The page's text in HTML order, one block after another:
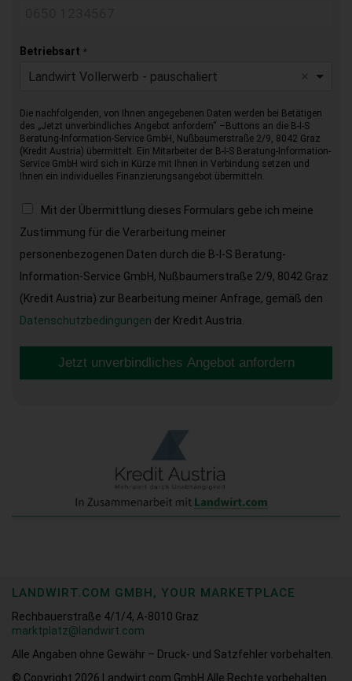
Betriebsart *
Landwirt Vollerwerb - pauschaliert
Die nachfolgenden, von Ihnen angegebenen Daten werden bei Betätigen
des „Jetzt unverbindliches Angebot anfordern“ –Buttons an die B-I-S
Beratung-Information-Service GmbH, Nußbaumerstraße 2/9, 8042 Graz
(Kredit Austria) übermittelt. Ein Mitarbeiter der B-I-S Beratung-Information-
Service GmbH wird sich in Kürze mit Ihnen in Verbindung setzen und
Ihnen ein individuelles Finanzierungsangebot übermitteln.
Mit der Übermittlung dieses Formulars gebe ich meine
Zustimmung für die Verarbeitung meiner
personenbezogenen Daten durch die B-I-S Beratung-
Information-Service GmbH, Nußbaumerstraße 2/9, 8042 Graz
(Kredit Austria) zur Bearbeitung meiner Anfrage, gemäß den
Datenschutzbedingungen der Kredit Austria.
Jetzt unverbindliches Angebot anfordern
LANDWIRT.COM GMBH, YOUR MARKETPLACE
Rechbauerstraße 4/1/4, A-8010 Graz
marktplatz@landwirt.com
Alle Angaben ohne Gewähr – Druck- und Satzfehler vorbehalten.
© Copyright 2026
Landwirt.com GmbH Alle Rechte vorbehalten.